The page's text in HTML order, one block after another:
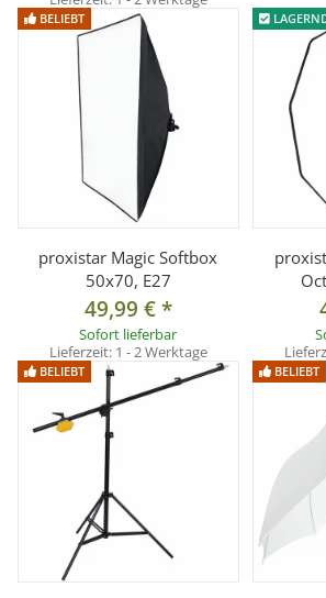
BELIEBT
proxistar Magic Softbox
50x70, E27
49,99 €*
Sofort lieferbar
Lieferzeit: 1 - 2 Werktage
BELIEBT BELIEBT